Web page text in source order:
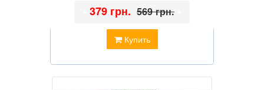
Купить
379 грн. 569 грн.